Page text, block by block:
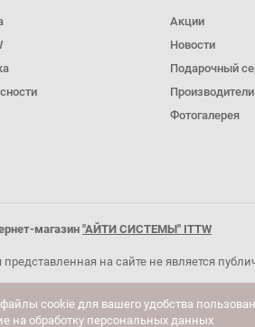
cookie для вашего удобства
на обработку персональных данных
Акции
Новости
Подарочный
Производители
Фотогалерея
магазин "АЙТИ СИСТЕМЫ" ITTW
на сайте не является